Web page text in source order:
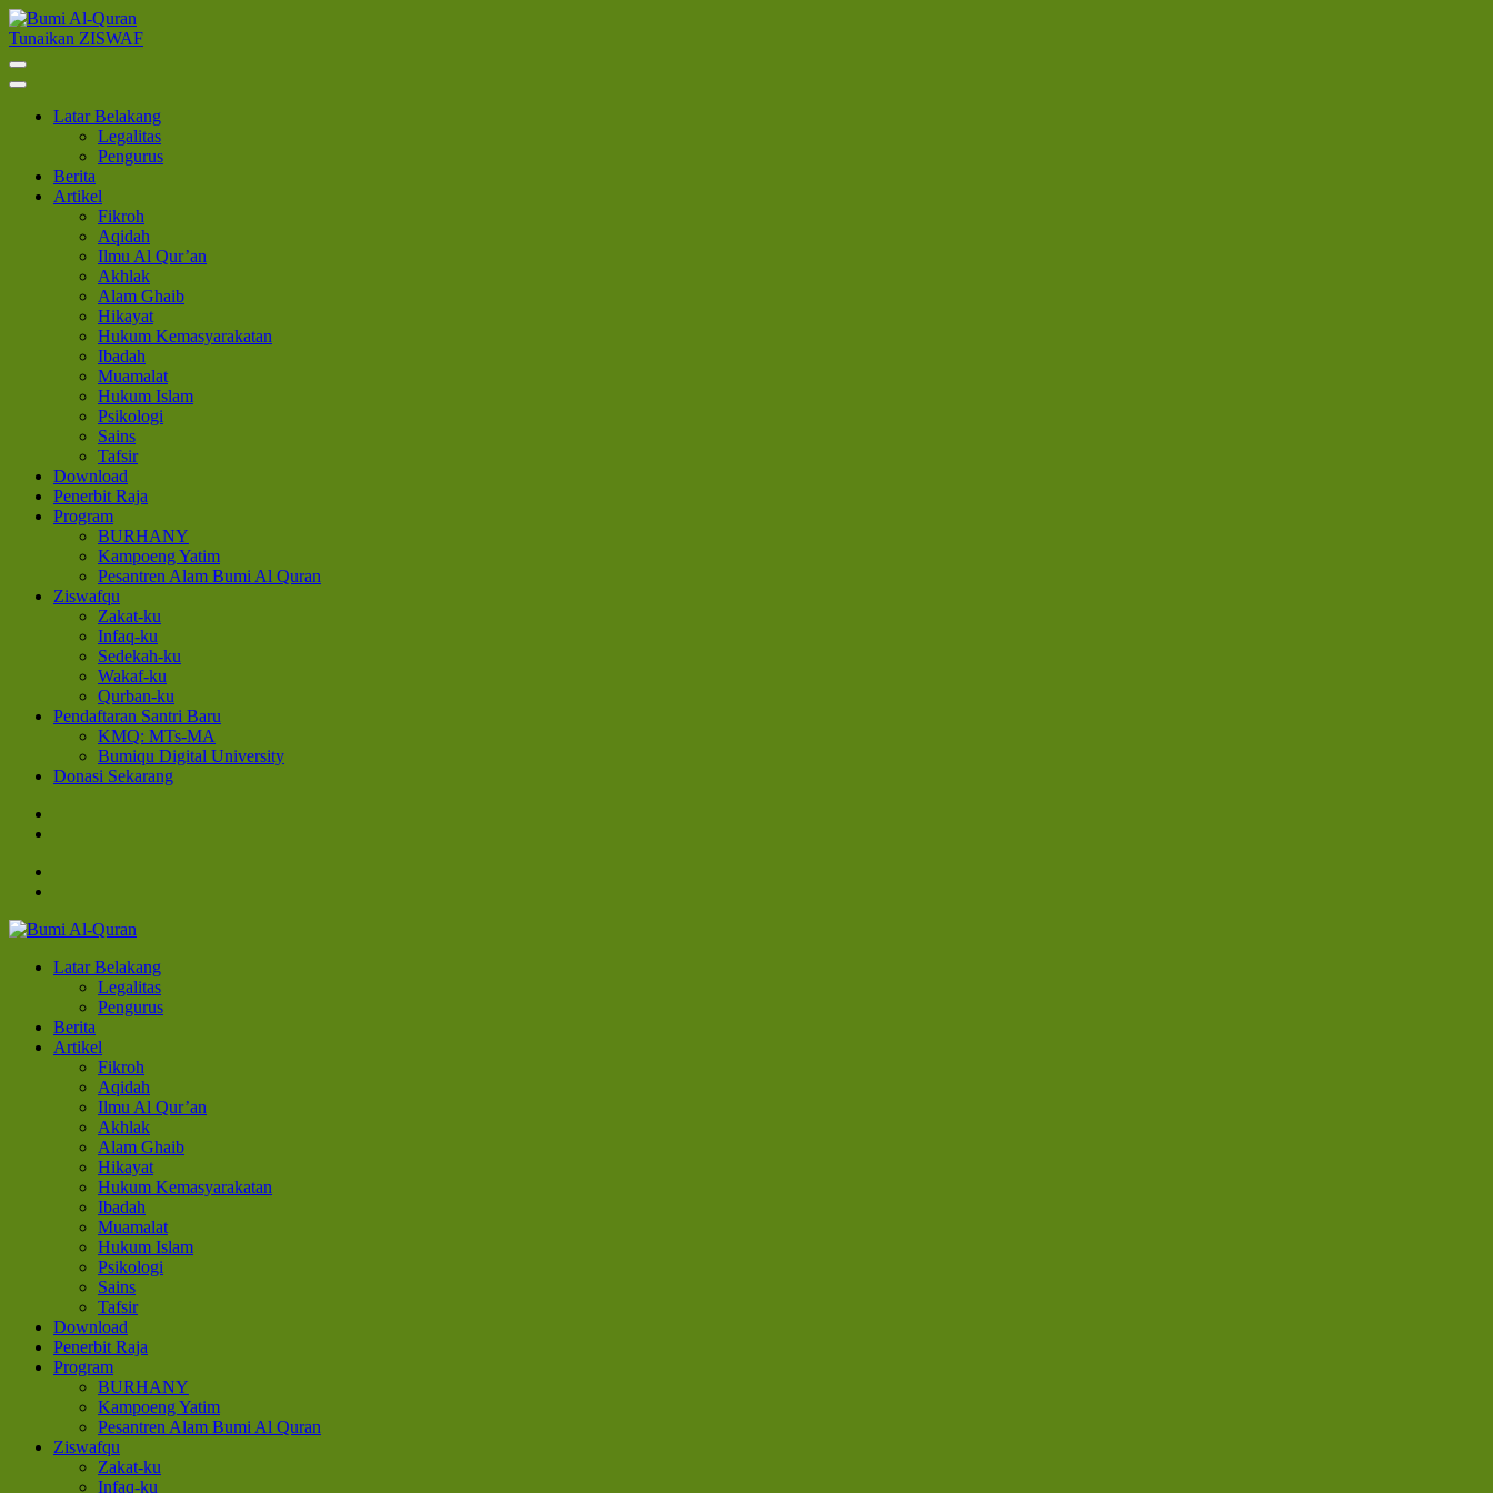
Lompat
ke
konten
(Tekan
Tunaikan ZISWAF
Latar Belakang
Legalitas
Pengurus
Berita
Artikel
Fikroh
Aqidah
Ilmu Al Qur’an
Akhlak
Alam Ghaib
Hikayat
Hukum Kemasyarakatan
Ibadah
Muamalat
Hukum Islam
Psikologi
Sains
Tafsir
Download
Penerbit Raja
Program
BURHANY
Kampoeng Yatim
Pesantren Alam Bumi Al Quran
Ziswafqu
Zakat-ku
Infaq-ku
Sedekah-ku
Wakaf-ku
Qurban-ku
Pendaftaran Santri Baru
KMQ: MTs-MA
Bumiqu Digital University
Donasi Sekarang
Bumi Al-Quran
Sinergi Untuk Kebahagiaan Dunia-Akhirat
Latar Belakang
Legalitas
Pengurus
Berita
Artikel
Fikroh
Aqidah
Ilmu Al Qur’an
Akhlak
Alam Ghaib
Hikayat
Hukum Kemasyarakatan
Ibadah
Muamalat
Hukum Islam
Psikologi
Sains
Tafsir
Download
Penerbit Raja
Program
BURHANY
Kampoeng Yatim
Pesantren Alam Bumi Al Quran
Ziswafqu
Zakat-ku
Infaq-ku